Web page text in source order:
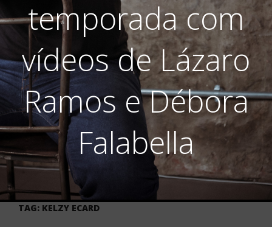
temporada com
vídeos de Lázaro
Ramos e Débora
Falabella
TAG: KELZY ECARD